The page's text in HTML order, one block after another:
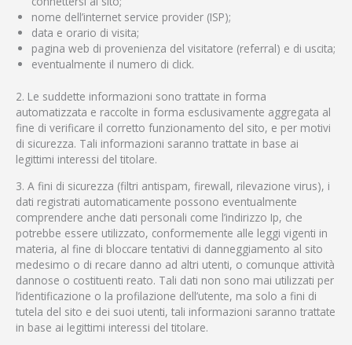
nome dell’internet service provider (ISP);
data e orario di visita;
pagina web di provenienza del visitatore (referral) e di uscita;
eventualmente il numero di click.
2. Le suddette informazioni sono trattate in forma
automatizzata e raccolte in forma esclusivamente aggregata al
fine di verificare il corretto funzionamento del sito, e per motivi
di sicurezza. Tali informazioni saranno trattate in base ai
legittimi interessi del titolare.
3. A fini di sicurezza (filtri antispam, firewall, rilevazione virus), i
dati registrati automaticamente possono eventualmente
comprendere anche dati personali come l’indirizzo Ip, che
potrebbe essere utilizzato, conformemente alle leggi vigenti in
materia, al fine di bloccare tentativi di danneggiamento al sito
medesimo o di recare danno ad altri utenti, o comunque attività
dannose o costituenti reato. Tali dati non sono mai utilizzati per
l’identificazione o la profilazione dell’utente, ma solo a fini di
tutela del sito e dei suoi utenti, tali informazioni saranno trattate
in base ai legittimi interessi del titolare.